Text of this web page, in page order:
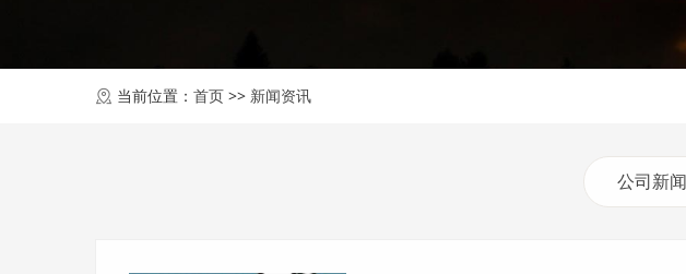
当前位置： 首页 >> 新闻资讯
公司新闻